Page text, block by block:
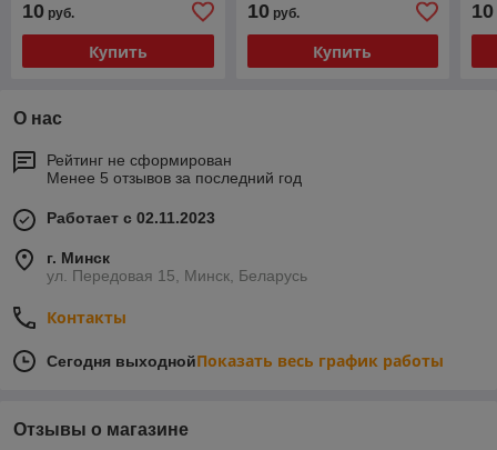
10 руб.
Купить
10руб.
Купить
10
О нас
Рейтинг не сформирован
Менее 5 отзывов за последний год
Работает с 02.11.2023
г. Минск
ул. Передовая 15, Минск, Беларусь
Контакты
Сегодня выходнойПоказать весь график работы
Отзывы о магазине